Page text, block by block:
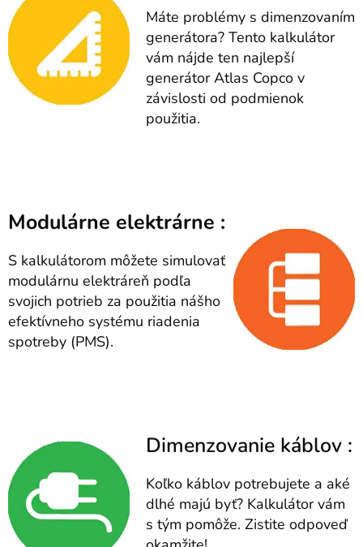
Máte problémy s dimenzovaním
generátora? Tento kalkulátor
vám nájde ten najlepší
generátor Atlas Copco v
závislosti od podmienok
použitia.
Modulárne elektrárne :
S kalkulátorom môžete simulovať
modulárnu elektráreň podľa
svojich potrieb za použitia nášho
efektívneho systému riadenia
spotreby (PMS).
Dimenzovanie káblov :
Koľko káblov potrebujete a aké
dlhé majú byť? Kalkulátor vám
s tým pomôže. Zistite odpoveď